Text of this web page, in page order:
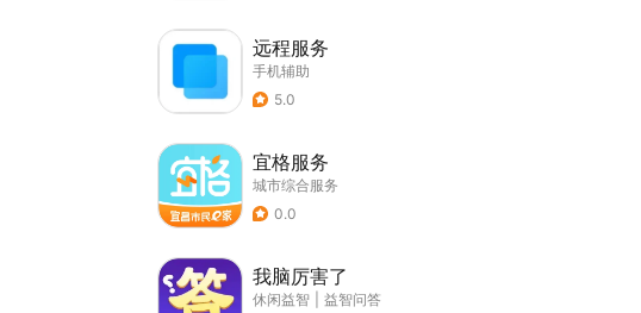
远程服务
手机辅助
5.0
宜格服务
城市综合服务
0.0
我脑厉害了
休闲益智
益智问答